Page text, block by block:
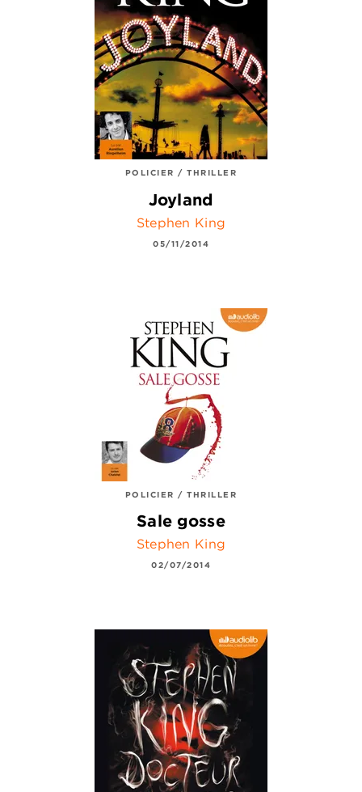
POLICIER / THRILLER
Joyland
Stephen King
05/11/2014
POLICIER / THRILLER
Sale gosse
Stephen King
02/07/2014